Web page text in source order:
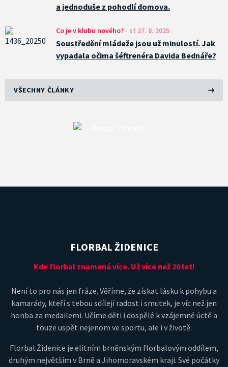
a jednoduše z pohodlí domova.
Co je v klubu nového? - st 27. 8. 2025
Soustředění mládeže jsou už minulostí. Jak
vypadala očima šéftrenéra Davida Bednáře?
VŠECHNY ČLÁNKY
FLORBAL ŽIDENICE
Kde florbal znamená více. Už více než 20 let!
Není to pro nás jen fráze. Věříme, že získat lásku k pohybu a
kamarády, kteří s tebou sdílejí radost i smutek, je víc než jen
honba za medailemi. Učíme děti i dospělé k vzájemné úctě a
touze uspět nejenom ve sportu, ale i v životě.
Florbal Židenice je elitním brněnským florbalovým oddílem,
druhým největším v Brně a Jihomoravském kraji. Své počátky